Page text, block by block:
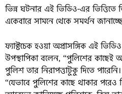
ভিন্ন ঘটনার এই ভিডিও-এর
একেবারে সামনে থেকে সমর্থন
ফ্যাক্টচেক হওয়া অপ্রাসঙ্গিক এই
উপস্থাপিকা বলেন, “পুলিশের কাছেই
পুলিশ তার নিরাপত্তাটুকু দিতে
“যেভাবে পুলিশের কাছে থাকার পরেও